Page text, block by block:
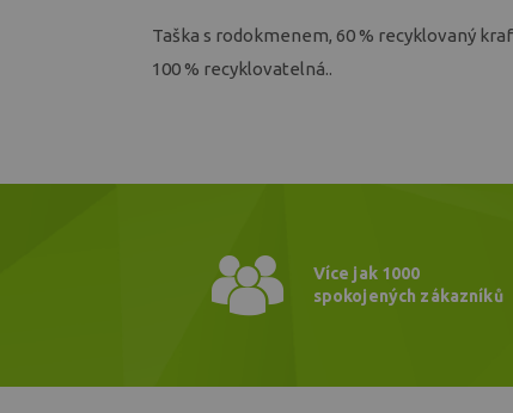
Taška s rodokmenem, 60 % recyklovaný
100 % recyklovatelná..
Více jak 1000
spokojených zákazníků